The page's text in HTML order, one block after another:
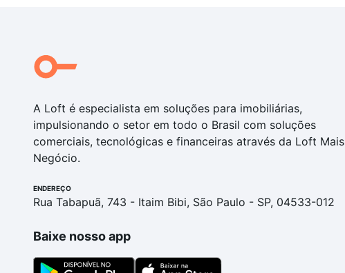
A Loft é especialista em soluções para imobiliárias,
impulsionando o setor em todo o Brasil com soluções
comerciais, tecnológicas e financeiras através da Loft Mais
Negócio.
ENDEREÇO
Rua Tabapuã, 743 - Itaim Bibi, São Paulo - SP, 04533-012
Baixe nosso app